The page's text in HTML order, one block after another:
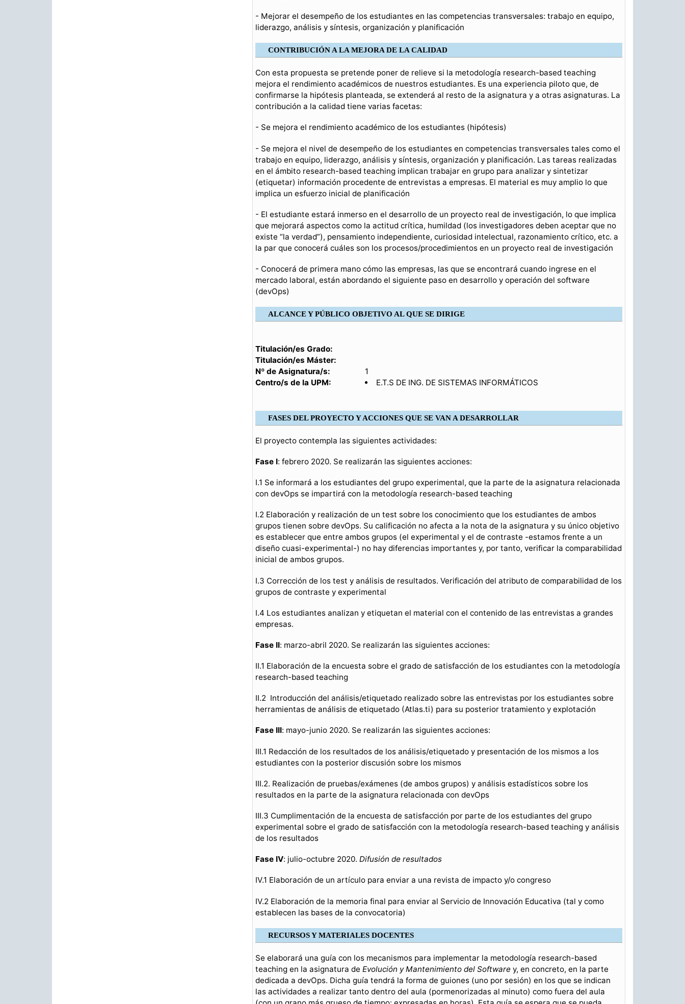
- Mejorar el desempeño de los estudiantes en las competencias transversales: trabajo en equipo,
liderazgo, análisis y síntesis, organización y planificación
CONTRIBUCIÓN A LA MEJORA DE LA CALIDAD
Con esta propuesta se pretende poner de relieve si la metodología research-based teaching
mejora el rendimiento académicos de nuestros estudiantes. Es una experiencia piloto que, de
confirmarse la hipótesis planteada, se extenderá al resto de la asignatura y a otras asignaturas. La
contribución a la calidad tiene varias facetas:
- Se mejora el rendimiento académico de los estudiantes (hipótesis)
- Se mejora el nivel de desempeño de los estudiantes en competencias transversales tales como el
trabajo en equipo, liderazgo, análisis y síntesis, organización y planificación. Las tareas realizadas
en el ámbito research-based teaching implican trabajar en grupo para analizar y sintetizar
(etiquetar) información procedente de entrevistas a empresas. El material es muy amplio lo que
implica un esfuerzo inicial de planificación
- El estudiante estará inmerso en el desarrollo de un proyecto real de investigación, lo que implica
que mejorará aspectos como la actitud crítica, humildad (los investigadores deben aceptar que no
existe “la verdad”), pensamiento independiente, curiosidad intelectual, razonamiento crítico, etc. a
la par que conocerá cuáles son los procesos/procedimientos en un proyecto real de investigación
- Conocerá de primera mano cómo las empresas, las que se encontrará cuando ingrese en el
mercado laboral, están abordando el siguiente paso en desarrollo y operación del software
(devOps)
ALCANCE Y PÚBLICO OBJETIVO AL QUE SE DIRIGE
Titulación/es Grado:
Titulación/es Máster:
Nº de Asignatura/s:
1
Centro/s de la UPM:
E.T.S DE ING. DE SISTEMAS INFORMÁTICOS
FASES DEL PROYECTO Y ACCIONES QUE SE VAN A DESARROLLAR
El proyecto contempla las siguientes actividades:
Fase I: febrero 2020. Se realizarán las siguientes acciones:
I.1 Se informará a los estudiantes del grupo experimental, que la parte de la asignatura relacionada
con devOps se impartirá con la metodología research-based teaching
I.2 Elaboración y realización de un test sobre los conocimiento que los estudiantes de ambos
grupos tienen sobre devOps. Su calificación no afecta a la nota de la asignatura y su único objetivo
es establecer que entre ambos grupos (el experimental y el de contraste -estamos frente a un
diseño cuasi-experimental-) no hay diferencias importantes y, por tanto, verificar la comparabilidad
inicial de ambos grupos.
I.3 Corrección de los test y análisis de resultados. Verificación del atributo de comparabilidad de los
grupos de contraste y experimental
I.4 Los estudiantes analizan y etiquetan el material con el contenido de las entrevistas a grandes
empresas.
Fase II: marzo-abril 2020. Se realizarán las siguientes acciones:
II.1 Elaboración de la encuesta sobre el grado de satisfacción de los estudiantes con la metodología
research-based teaching
II.2 Introducción del análisis/etiquetado realizado sobre las entrevistas por los estudiantes sobre
herramientas de análisis de etiquetado (Atlas.ti) para su posterior tratamiento y explotación
Fase III: mayo-junio 2020. Se realizarán las siguientes acciones:
III.1 Redacción de los resultados de los análisis/etiquetado y presentación de los mismos a los
estudiantes con la posterior discusión sobre los mismos
III.2. Realización de pruebas/exámenes (de ambos grupos) y análisis estadísticos sobre los
resultados en la parte de la asignatura relacionada con devOps
III.3 Cumplimentación de la encuesta de satisfacción por parte de los estudiantes del grupo
experimental sobre el grado de satisfacción con la metodología research-based teaching y análisis
de los resultados
Fase IV: julio-octubre 2020.Difusión de resultados
IV.1 Elaboración de un artículo para enviar a una revista de impacto y/o congreso
IV.2 Elaboración de la memoria final para enviar al Servicio de Innovación Educativa (tal y como
establecen las bases de la convocatoria)
RECURSOS Y MATERIALES DOCENTES
Se elaborará una guía con los mecanismos para implementar la metodología research-based
teaching en la asignatura deEvolución y Mantenimiento del Softwarey, en concreto, en la parte
dedicada a devOps. Dicha guía tendrá la forma de guiones (uno por sesión) en los que se indican
las actividades a realizar tanto dentro del aula (pormenorizadas al minuto) como fuera del aula